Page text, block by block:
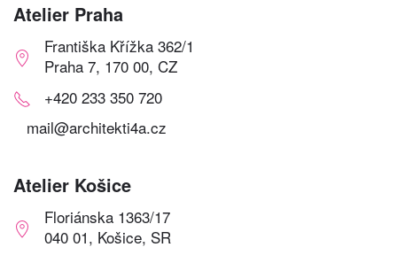
Atelier Praha
Františka Křížka 362/1
Praha 7, 170 00, CZ
+420 233 350 720
mail@architekti4a.cz
Atelier Košice
Floriánska 1363/17
040 01, Košice, SR